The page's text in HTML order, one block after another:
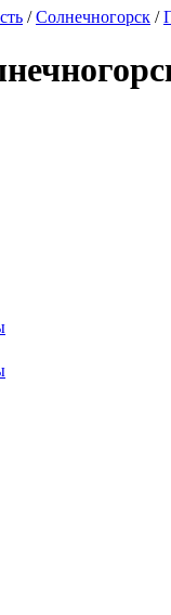
/Солнечногорск /